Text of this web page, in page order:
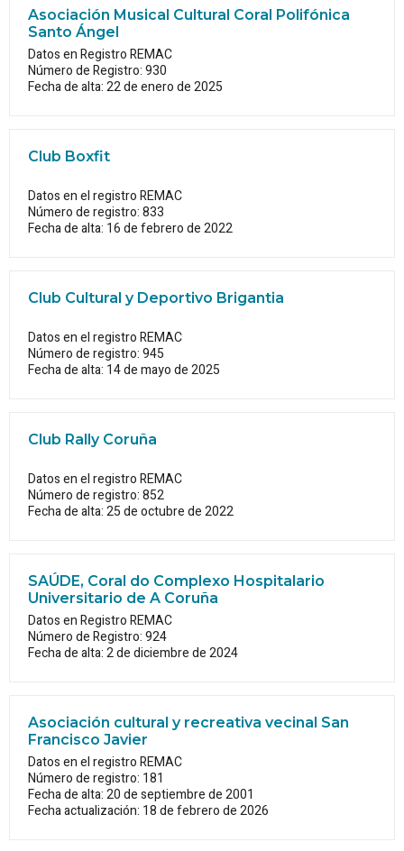
Asociación Musical Cultural Coral Polifónica
Santo Ángel
Datos en Registro REMAC
Número de Registro: 930
Fecha de alta: 22 de enero de 2025
Club Boxfit
Datos en el registro REMAC
Número de registro: 833
Fecha de alta: 16 de febrero de 2022
Club Cultural y Deportivo Brigantia
Datos en el registro REMAC
Número de registro: 945
Fecha de alta: 14 de mayo de 2025
Club Rally Coruña
Datos en el registro REMAC
Número de registro: 852
Fecha de alta: 25 de octubre de 2022
SAÚDE, Coral do Complexo Hospitalario
Universitario de A Coruña
Datos en Registro REMAC
Número de Registro: 924
Fecha de alta: 2 de diciembre de 2024
Asociación cultural y recreativa vecinal San
Francisco Javier
Datos en el registro REMAC
Número de registro: 181
Fecha de alta: 20 de septiembre de 2001
Fecha actualización: 18 de febrero de 2026